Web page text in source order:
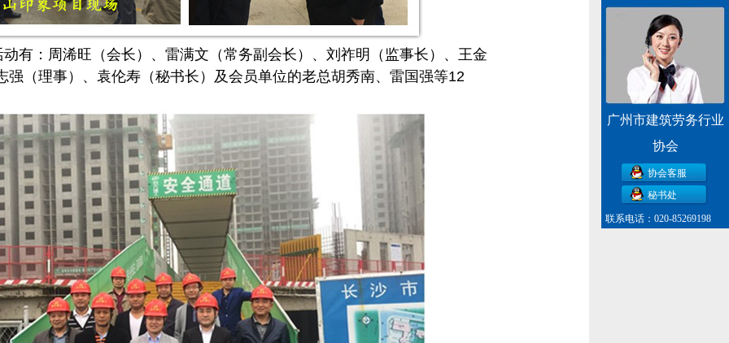
有：周浠旺（会长）、雷满文（常务副会长）、刘祚明（监事长）、王金
强（理事）、袁伦寿（秘书长）及会员单位的老总胡秀南、雷国强等12
广州市建筑劳务行业
协会
协会客服
秘书处
联系电话：020-85269198